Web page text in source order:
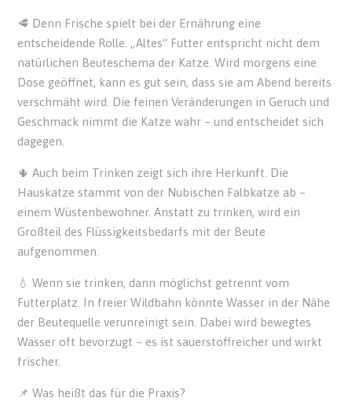
🥩 Denn Frische spielt bei der Ernährung eine
entscheidende Rolle. „Altes“ Futter entspricht nicht dem
natürlichen Beuteschema der Katze. Wird morgens eine
Dose geöffnet, kann es gut sein, dass sie am Abend bereits
verschmäht wird. Die feinen Veränderungen in Geruch und
Geschmack nimmt die Katze wahr – und entscheidet sich
dagegen.
🌵 Auch beim Trinken zeigt sich ihre Herkunft. Die
Hauskatze stammt von der Nubischen Falbkatze ab –
einem Wüstenbewohner. Anstatt zu trinken, wird ein
Großteil des Flüssigkeitsbedarfs mit der Beute
aufgenommen.
💧 Wenn sie trinken, dann möglichst getrennt vom
Futterplatz. In freier Wildbahn könnte Wasser in der Nähe
der Beutequelle verunreinigt sein. Dabei wird bewegtes
Wasser oft bevorzugt – es ist sauerstoffreicher und wirkt
frischer.
📌 Was heißt das für die Praxis?